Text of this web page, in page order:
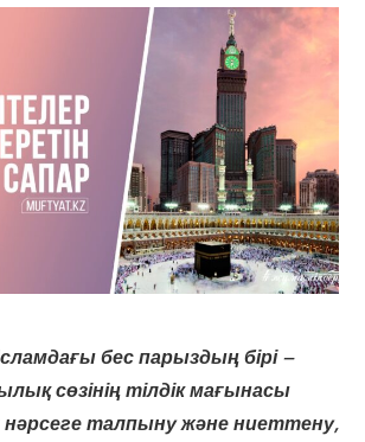
бес парыздың бірі –
сөзінің тілдік мағынасы
талпыну және ниеттену,